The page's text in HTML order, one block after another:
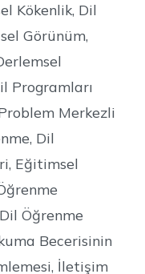
Kökenlik, Dil
Görünüm,
Programları
Merkezli
Dil
Eğitimsel
Öğrenme
Becerisinin
İletişim